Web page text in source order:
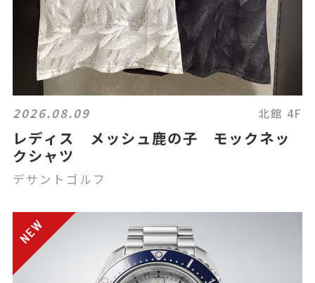
2026.08.09 北館 4F
レディス メッシュ鹿の子 モックネッ
クシャツ
デサントゴルフ